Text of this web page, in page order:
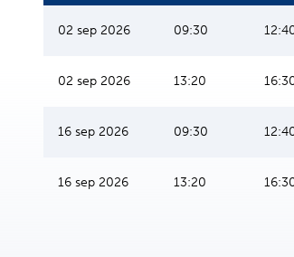
02 sep 2026 09:30
02 sep 2026 13:20
16 sep 2026 09:30
16 sep 2026 13:20